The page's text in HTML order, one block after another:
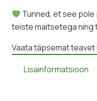
Tunned, et see pole
teiste maitsetega ning
Vaata täpsemat teavet
Lisainformatsioon